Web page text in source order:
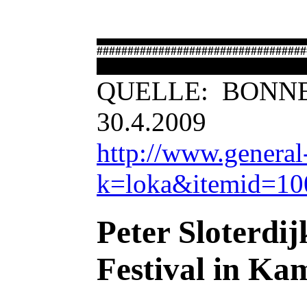
QUELLE:
30.4.2009
http://
Peter
Festival in